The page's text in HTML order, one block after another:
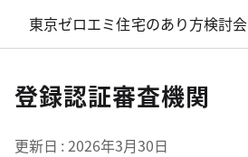
東京ゼロエミ住宅のあり方検討会
登録認証審査機関
更新日 2026年3月30日